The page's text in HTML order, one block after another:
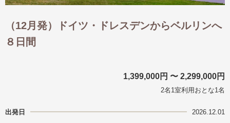
（12月発）ドイツ・ドレスデンからベルリンへ
８日間
1,399,000円 〜 2,299,000円
2名1室利用おとな1名
出発日 2026.12.01